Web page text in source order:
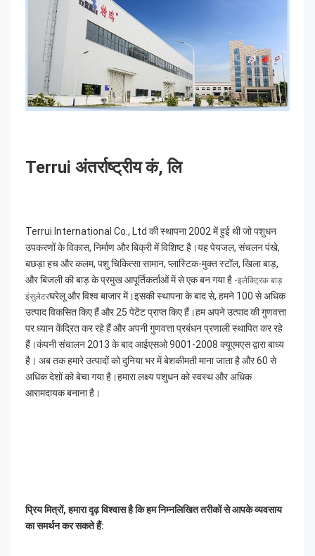
Terrui अंतर्राष्ट्रीय कं, लि
Terrui International Co., Ltd की स्थापना 2002 में हुई थी जो पशुधन
उपकरणों के विकास, निर्माण और बिक्री में विशिष्ट है।यह पेयजल, संचलन पंखे,
बछड़ा हच और कलम, पशु चिकित्सा सामान, प्लास्टिक-मुक्त स्टॉल, खिला बाड़,
और बिजली की बाड़ के प्रमुख आपूर्तिकर्ताओं में से एक बन गया है -इलेक्ट्रिक बाड़
इंसुलेटरघरेलू और विश्व बाजार में।इसकी स्थापना के बाद से, हमने 100 से अधिक
उत्पाद विकसित किए हैं और 25 पेटेंट प्राप्त किए हैं।हम अपने उत्पाद की गुणवत्ता
पर ध्यान केंद्रित कर रहे हैं और अपनी गुणवत्ता प्रबंधन प्रणाली स्थापित कर रहे
हैं।कंपनी संचालन 2013 के बाद आईएसओ 9001-2008 क्यूएमएस द्वारा बाध्य
है। अब तक हमारे उत्पादों को दुनिया भर में बेशकीमती माना जाता है और 60 से
अधिक देशों को बेचा गया है।हमारा लक्ष्य पशुधन को स्वस्थ और अधिक
आरामदायक बनाना है।
प्रिय मित्रों, हमारा दृढ़ विश्वास है कि हम निम्नलिखित तरीकों से आपके व्यवसाय
का समर्थन कर सकते हैं: